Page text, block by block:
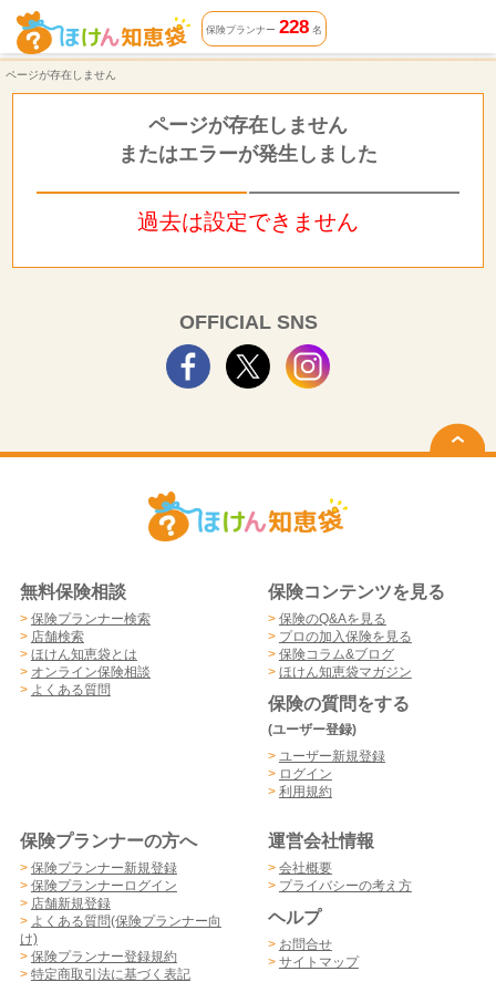
ページが存在しません | ほけん知恵袋
保険プランナー 228名
ページが存在しません
ページが存在しません
またはエラーが発生しました
過去は設定できません
OFFICIAL SNS
無料保険相談
> 保険プランナー検索
> 店舗検索
> ほけん知恵袋とは
> オンライン保険相談
> よくある質問
保険コンテンツを見る
> 保険のQ&Aを見る
> プロの加入保険を見る
> 保険コラム&ブログ
> ほけん知恵袋マガジン
保険の質問をする
(ユーザー登録)
> ユーザー新規登録
> ログイン
> 利用規約
保険プランナーの方へ
> 保険プランナー新規登録
> 保険プランナーログイン
> 店舗新規登録
> よくある質問(保険プランナー向
け)
> 保険プランナー登録規約
> 特定商取引法に基づく表記
運営会社情報
> 会社概要
> プライバシーの考え方
ヘルプ
> お問合せ
> サイトマップ